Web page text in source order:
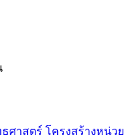
ศาสตร์ โครงสร้างหน่วย